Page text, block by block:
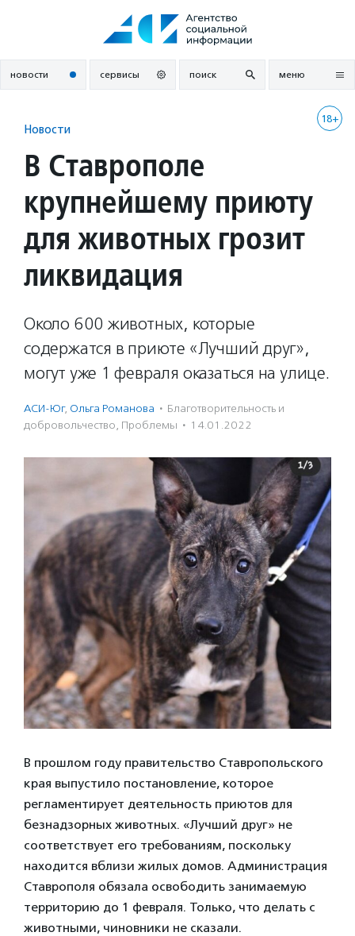
новости сервисы поиск меню
18+
Новости
В Ставрополе
крупнейшему приюту
для животных грозит
ликвидация
Около 600 животных, которые
содержатся в приюте «Лучший друг»,
могут уже 1 февраля оказаться на улице.
АСИ-Юг, Ольга Романова · Благотвори­тель­ность и
доброволь­чест­во, Проблемы · 14.01.2022
В прошлом году правительство Ставропольского
края выпустило постановление, которое
регламентирует деятельность приютов для
безнадзорных животных. «Лучший друг» не
соответствует его требованиям, поскольку
находится вблизи жилых домов. Администрация
Ставрополя обязала освободить занимаемую
территорию до 1 февраля. Только, что делать с
животными, чиновники не сказали.